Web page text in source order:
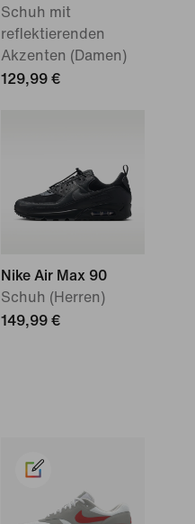
Schuh mit
reflektierenden
Akzenten (Damen)
129,99 €
Nike Air Max 90
Schuh (Herren)
149,99 €